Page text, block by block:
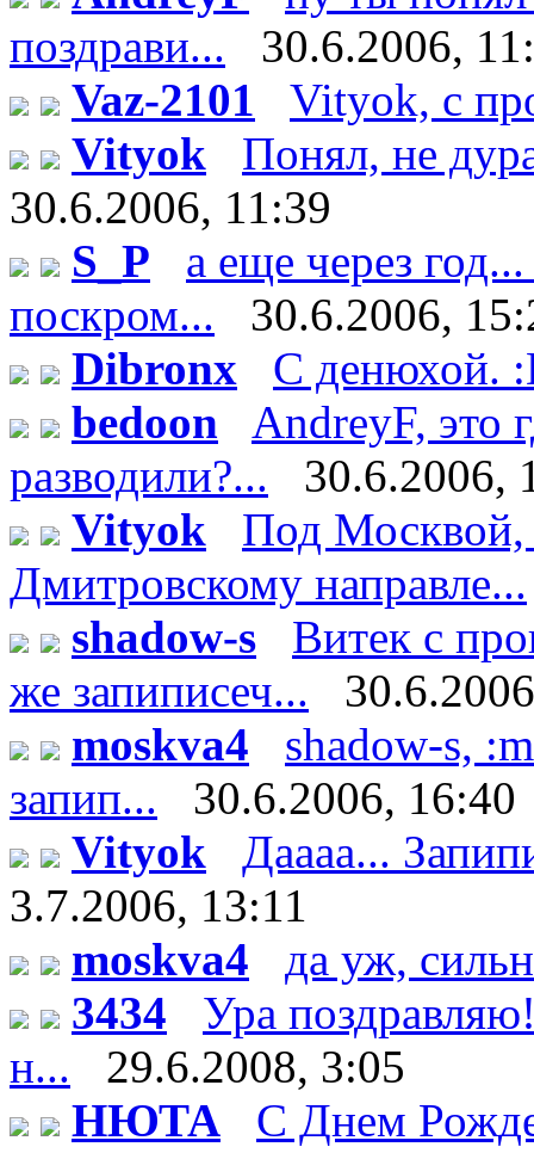
поздрави...
30.6.2006,
Vaz-2101
Vityok, с
Vityok
Понял, не
30.6.2006, 11:39
S_P
а еще через
поскром...
30.6.2006,
Dibronx
С денюхой.
bedoon
AndreyF, это
разводили?...
30.6.2006,
Vityok
Под Москвой,
Дмитровскому направле...
shadow-s
Витек с
же запиписеч...
moskva4
shadow-s,
запип...
30.6.2006, 16:40
Vityok
Даааа...
3.7.2006, 13:11
moskva4
да уж,
3434
Ура
н...
29.6.2008, 3:05
НЮТА
С Днем